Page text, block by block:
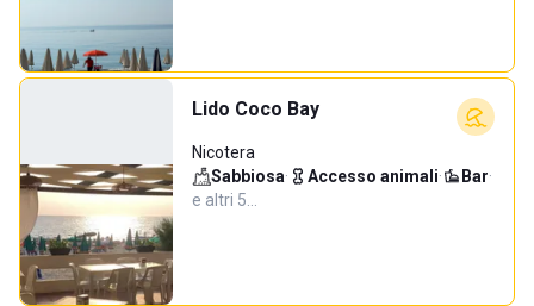
Lido Coco Bay
Nicotera
Sabbiosa· Accesso animali· Bar·
e altri 5…